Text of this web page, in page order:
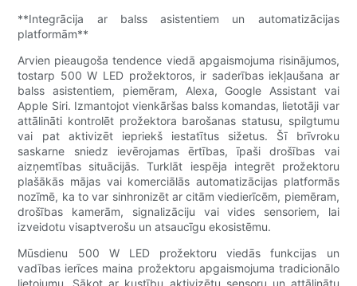
**Integrācija ar balss asistentiem un automatizācijas
platformām**
Arvien pieaugoša tendence viedā apgaismojuma risinājumos,
tostarp 500 W LED prožektoros, ir saderības iekļaušana ar
balss asistentiem, piemēram, Alexa, Google Assistant vai
Apple Siri. Izmantojot vienkāršas balss komandas, lietotāji var
attālināti kontrolēt prožektora barošanas statusu, spilgtumu
vai pat aktivizēt iepriekš iestatītus sižetus. Šī brīvroku
saskarne sniedz ievērojamas ērtības, īpaši drošības vai
aizņemtības situācijās. Turklāt iespēja integrēt prožektoru
plašākās mājas vai komerciālās automatizācijas platformās
nozīmē, ka to var sinhronizēt ar citām viedierīcēm, piemēram,
drošības kamerām, signalizāciju vai vides sensoriem, lai
izveidotu visaptverošu un atsaucīgu ekosistēmu.
Mūsdienu 500 W LED prožektoru viedās funkcijas un
vadības ierīces maina prožektoru apgaismojuma tradicionālo
lietojumu. Sākot ar kustību aktivizētu sensoru un attālinātu